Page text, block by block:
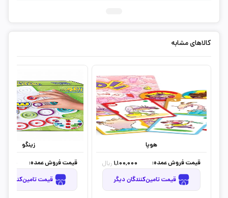
کالاهای مشابه
هوپا
قیمت فروش عمده:
1,100,000 ریال
قیمت تامین‌کنندگان دیگر
زینگو
قیمت فروش عمده:
قیمت تامین‌کنندگان دیگر